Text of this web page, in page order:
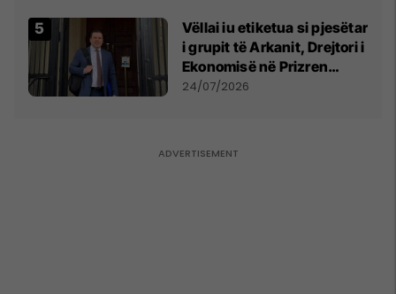
Vëllai iu etiketua si pjesëtar
i grupit të Arkanit, Drejtori i
Ekonomisë në Prizren
mohon pretendimet
24/07/2026